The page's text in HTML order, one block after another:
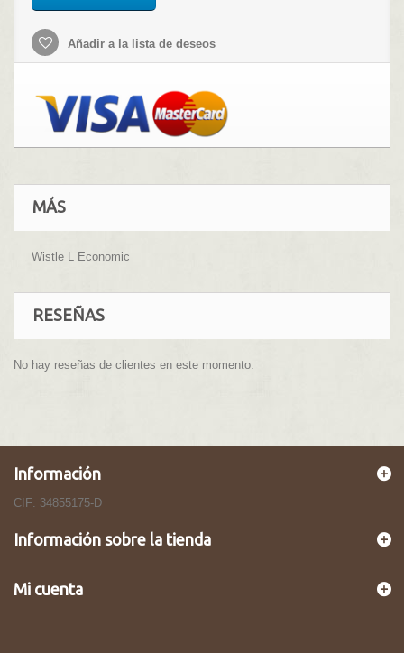
Añadir a la lista de deseos
MÁS
Wistle L Economic
RESEÑAS
No hay reseñas de clientes en este momento.
Información
CIF: 34855175-D
Información sobre la tienda
Mi cuenta